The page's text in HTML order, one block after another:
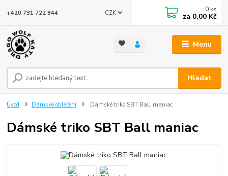
Menu
CZK
Hledat
+420 731 722 844 0 ks
za 0,00 Kč
Úvod Dámské oblečení Dámské triko SBT Ball maniac
Dámské triko SBT Ball maniac